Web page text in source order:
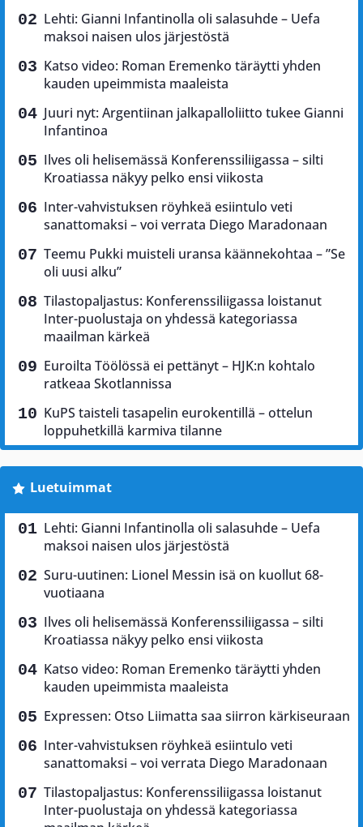
Lehti: Gianni Infantinolla oli salasuhde – Uefa
maksoi naisen ulos järjestöstä
Katso video: Roman Eremenko täräytti yhden
kauden upeimmista maaleista
Juuri nyt: Argentiinan jalkapalloliitto tukee Gianni
Infantinoa
Ilves oli helisemässä Konferenssiliigassa – silti
Kroatiassa näkyy pelko ensi viikosta
Inter-vahvistuksen röyhkeä esiintulo veti
sanattomaksi – voi verrata Diego Maradonaan
Teemu Pukki muisteli uransa käännekohtaa – ”Se
oli uusi alku”
Tilastopaljastus: Konferenssiliigassa loistanut
Inter-puolustaja on yhdessä kategoriassa
maailman kärkeä
Euroilta Töölössä ei pettänyt – HJK:n kohtalo
ratkeaa Skotlannissa
KuPS taisteli tasapelin eurokentillä – ottelun
loppuhetkillä karmiva tilanne
Luetuimmat
Lehti: Gianni Infantinolla oli salasuhde – Uefa
maksoi naisen ulos järjestöstä
Suru-uutinen: Lionel Messin isä on kuollut 68-
vuotiaana
Ilves oli helisemässä Konferenssiliigassa – silti
Kroatiassa näkyy pelko ensi viikosta
Katso video: Roman Eremenko täräytti yhden
kauden upeimmista maaleista
Expressen: Otso Liimatta saa siirron kärkiseuraan
Inter-vahvistuksen röyhkeä esiintulo veti
sanattomaksi – voi verrata Diego Maradonaan
Tilastopaljastus: Konferenssiliigassa loistanut
Inter-puolustaja on yhdessä kategoriassa